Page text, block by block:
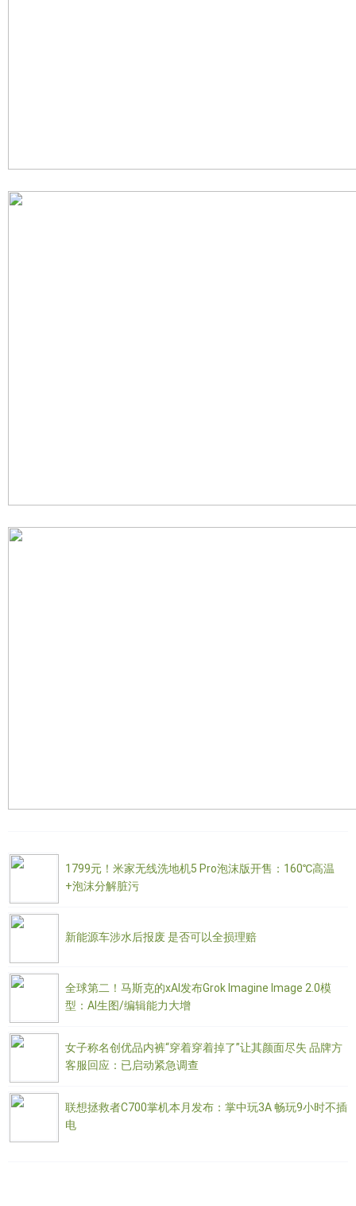
1799元！米家无线洗地机5 Pro泡沫版开售：160℃高温
+泡沫分解脏污
新能源车涉水后报废 是否可以全损理赔
全球第二！马斯克的xAI发布Grok Imagine Image 2.0模
型：AI生图/编辑能力大增
女子称名创优品内裤“穿着穿着掉了”让其颜面尽失 品牌方
客服回应：已启动紧急调查
联想拯救者C700掌机本月发布：掌中玩3A 畅玩9小时不插
电